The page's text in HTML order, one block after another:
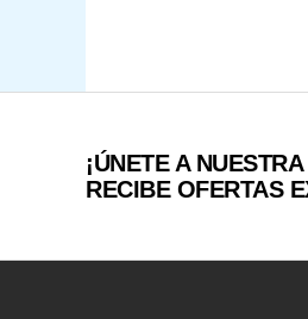
¡ÚNETE A NUESTRA
RECIBE OFERTAS